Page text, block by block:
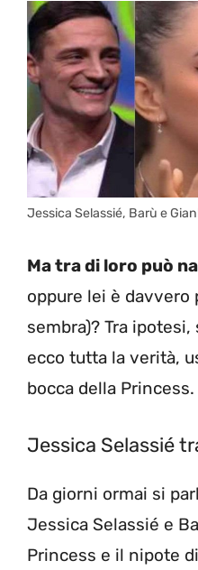
Jessica Selassié, Barù e
Ma tra di loro può
oppure lei è davvero
sembra)? Tra
ecco tutta la verità,
bocca della Princess.
Jessica Selassié
Da giorni ormai si
Jessica Selassié e
Princess e il nipote